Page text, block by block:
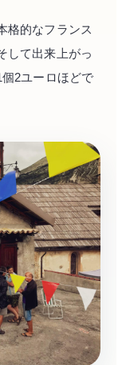
格的なフランス
して出来上がっ
2ユーロほどで